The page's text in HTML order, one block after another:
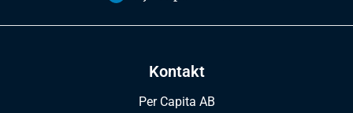
Kontakt
Per Capita AB